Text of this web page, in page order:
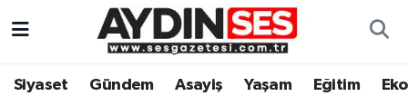
Siyaset Gündem Asayiş Yaşam Eğitim